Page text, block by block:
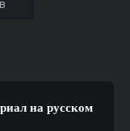
на русском